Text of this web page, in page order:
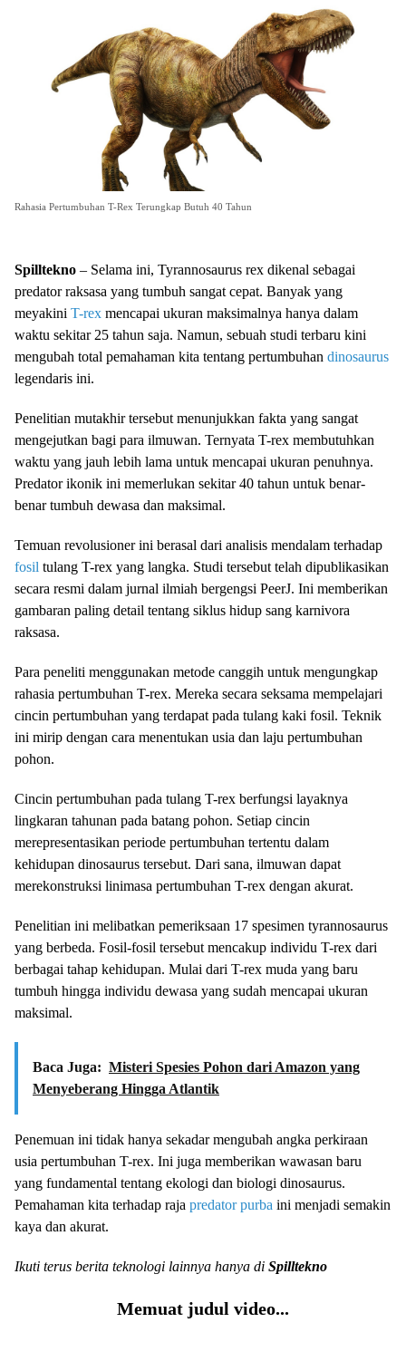
Rahasia Pertumbuhan T-Rex Terungkap Butuh 40 Tahun
Spilltekno – Selama ini, Tyrannosaurus rex dikenal sebagai
predator raksasa yang tumbuh sangat cepat. Banyak yang
meyakini T-rex mencapai ukuran maksimalnya hanya dalam
waktu sekitar 25 tahun saja. Namun, sebuah studi terbaru kini
mengubah total pemahaman kita tentang pertumbuhan dinosaurus
legendaris ini.
Penelitian mutakhir tersebut menunjukkan fakta yang sangat
mengejutkan bagi para ilmuwan. Ternyata T-rex membutuhkan
waktu yang jauh lebih lama untuk mencapai ukuran penuhnya.
Predator ikonik ini memerlukan sekitar 40 tahun untuk benar-
benar tumbuh dewasa dan maksimal.
Temuan revolusioner ini berasal dari analisis mendalam terhadap
fosil tulang T-rex yang langka. Studi tersebut telah dipublikasikan
secara resmi dalam jurnal ilmiah bergengsi PeerJ. Ini memberikan
gambaran paling detail tentang siklus hidup sang karnivora
raksasa.
Para peneliti menggunakan metode canggih untuk mengungkap
rahasia pertumbuhan T-rex. Mereka secara seksama mempelajari
cincin pertumbuhan yang terdapat pada tulang kaki fosil. Teknik
ini mirip dengan cara menentukan usia dan laju pertumbuhan
pohon.
Cincin pertumbuhan pada tulang T-rex berfungsi layaknya
lingkaran tahunan pada batang pohon. Setiap cincin
merepresentasikan periode pertumbuhan tertentu dalam
kehidupan dinosaurus tersebut. Dari sana, ilmuwan dapat
merekonstruksi linimasa pertumbuhan T-rex dengan akurat.
Penelitian ini melibatkan pemeriksaan 17 spesimen tyrannosaurus
yang berbeda. Fosil-fosil tersebut mencakup individu T-rex dari
berbagai tahap kehidupan. Mulai dari T-rex muda yang baru
tumbuh hingga individu dewasa yang sudah mencapai ukuran
maksimal.
Baca Juga: Misteri Spesies Pohon dari Amazon yang
Menyeberang Hingga Atlantik
Penemuan ini tidak hanya sekadar mengubah angka perkiraan
usia pertumbuhan T-rex. Ini juga memberikan wawasan baru
yang fundamental tentang ekologi dan biologi dinosaurus.
Pemahaman kita terhadap raja predator purba ini menjadi semakin
kaya dan akurat.
Ikuti terus berita teknologi lainnya hanya di Spilltekno
Memuat judul video...